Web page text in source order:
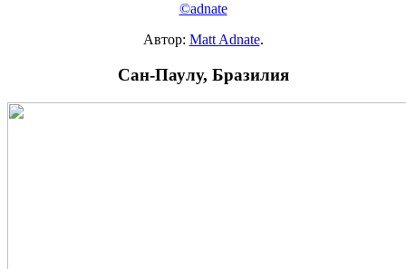
©adnate
Автор: Matt Adnate.
Сан-Паулу, Бразилия